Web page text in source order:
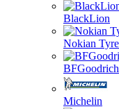
BlackLion
Nokian
BFGoodrich
Michelin